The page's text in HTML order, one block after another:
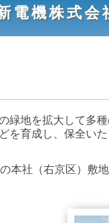
電機株式会
緑地を拡大して多
を育成し、保全いた
本社（右京区）敷